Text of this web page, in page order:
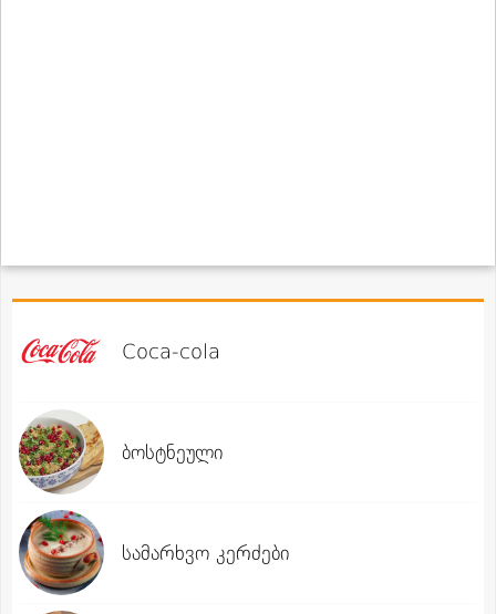
Coca-cola
ბოსტნეული
სამარხვო კერძები